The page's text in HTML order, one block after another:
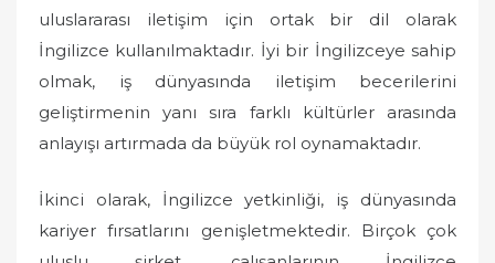
uluslararası iletişim için ortak bir dil olarak
İngilizce kullanılmaktadır. İyi bir İngilizceye sahip
olmak, iş dünyasında iletişim becerilerini
geliştirmenin yanı sıra farklı kültürler arasında
anlayışı artırmada da büyük rol oynamaktadır.
İkinci olarak, İngilizce yetkinliği, iş dünyasında
kariyer fırsatlarını genişletmektedir. Birçok çok